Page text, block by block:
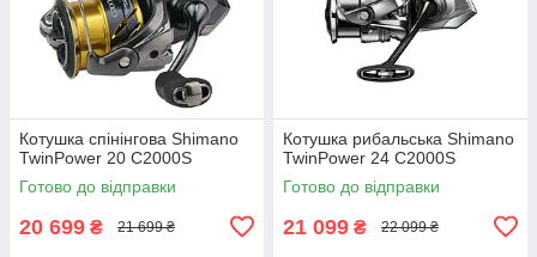
Котушка спінінгова Shimano
TwinPower 20 C2000S
Готово до відправки
20 699 ₴ 21 699 ₴
Котушка рибальська Shimano
TwinPower 24 C2000S
Готово до відправки
21 099 ₴ 22 099 ₴